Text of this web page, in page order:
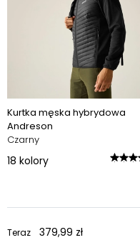
Kurtka męska hybrydowa
Andreson
Czarny
18 kolory
Teraz 379,99 zł